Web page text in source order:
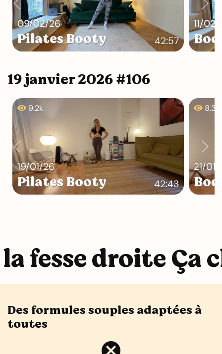
09/02/26
Pilates Booty 42:57
11/
19 janvier 2026 #106
19/01/26
Pilates Booty 42:43
9.2k
21/
8.3k
fesse droite Ça
Des formules souples adaptées à
toutes